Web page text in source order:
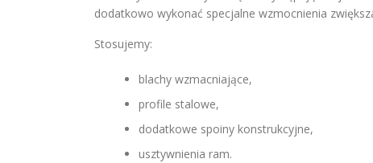
dodatkowo wykonać specjalne wzmocnienia
Stosujemy:
blachy wzmacniające,
profile stalowe,
dodatkowe spoiny konstrukcyjne,
usztywnienia ram.